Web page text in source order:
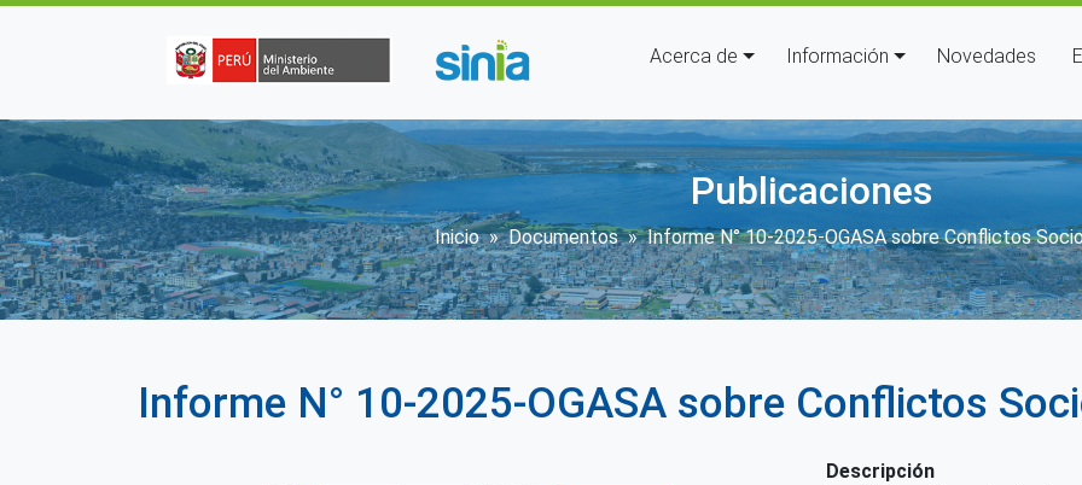
Navegación principal
Acerca de Información Novedades
Publicaciones
Sobrescribir enlaces de ayuda a la
Inicio Documentos Informe N° 10-2025-OGASA sobre Conflictos
Informe N° 10-2025-OGASA sobre Conflictos
Descripción